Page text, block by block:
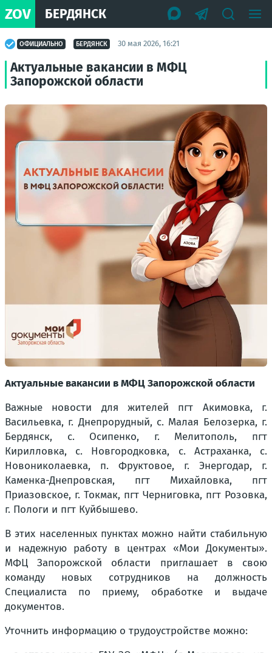
ZOV БЕРДЯНСК
ОФИЦИАЛЬНО БЕРДЯНСК 30 мая 2026, 16:21
Актуальные вакансии в МФЦ
Запорожской области
Актуальные вакансии в МФЦ Запорожской области
Важные новости для жителей пгт Акимовка, г.
Васильевка, г. Днепрорудный, с. Малая Белозерка, г.
Бердянск, с. Осипенко, г. Мелитополь, пгт
Кирилловка, с. Новгородковка, с. Астраханка, с.
Новониколаевка, п. Фруктовое, г. Энергодар, г.
Каменка-Днепровская, пгт Михайловка, пгт
Приазовское, г. Токмак, пгт Черниговка, пгт Розовка,
г. Пологи и пгт Куйбышево.
В этих населенных пунктах можно найти стабильную
и надежную работу в центрах «Мои Документы».
МФЦ Запорожской области приглашает в свою
команду новых сотрудников на должность
Специалиста по приему, обработке и выдаче
документов.
Уточнить информацию о трудоустройстве можно: